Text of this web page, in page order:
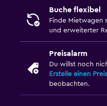
Buche flexibel
Finde Mietwagen
und erweiterter
Preisalarm
Du willst noch
Erstelle einen
beobachten.